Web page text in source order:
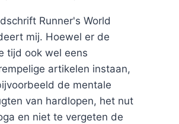
Runner's World
mij. Hoewel er de
tijd ook wel eens
artikelen instaan,
de mentale
van hardlopen, het nut
en niet te vergeten de